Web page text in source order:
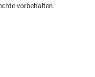
vorbehalten.